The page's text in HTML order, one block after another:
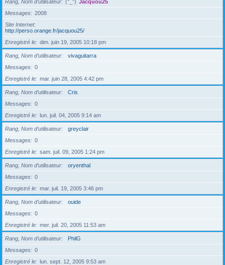
Rang, Nom d’utilisateur (°_°) Jacquou25
Messages
2008
Site Internet
http://perso.orange.fr/jacquou25/
Enregistré le
dim. juin 19, 2005 10:18 pm
Rang, Nom d’utilisateur
vivaguitarra
Messages
0
Enregistré le
mar. juin 28, 2005 4:42 pm
Rang, Nom d’utilisateur
Cris
Messages
0
Enregistré le
lun. juil. 04, 2005 9:14 am
Rang, Nom d’utilisateur
greyclair
Messages
0
Enregistré le
sam. juil. 09, 2005 1:24 pm
Rang, Nom d’utilisateur
oryenthal
Messages
0
Enregistré le
mar. juil. 19, 2005 3:46 pm
Rang, Nom d’utilisateur
ouide
Messages
0
Enregistré le
mer. juil. 20, 2005 11:53 am
Rang, Nom d’utilisateur
PhilG
Messages
0
Enregistré le
lun. sept. 12, 2005 9:53 am